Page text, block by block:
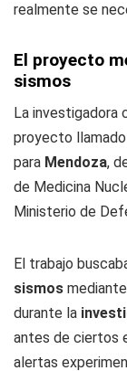
realmente se
El proyecto
sismos
La investigadora
proyecto llamado
para Mendoza,
de Medicina
Ministerio de
El trabajo
sismos
durante la
antes de ciertos
alertas